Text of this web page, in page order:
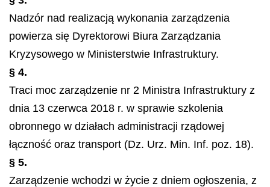
Nadzór nad realizacją wykonania zarządzenia
powierza się Dyrektorowi Biura Zarządzania
Kryzysowego w Ministerstwie Infrastruktury.
§ 4.
Traci moc zarządzenie nr 2 Ministra Infrastruktury z
dnia 13 czerwca 2018 r. w sprawie szkolenia
obronnego w działach administracji rządowej
łączność oraz transport (Dz. Urz. Min. Inf. poz. 18).
§ 5.
Zarządzenie wchodzi w życie z dniem ogłoszenia, z